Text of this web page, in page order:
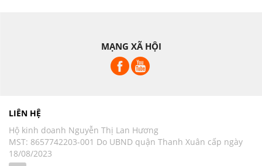
MẠNG XÃ HỘI
LIÊN HỆ
Hộ kinh doanh Nguyễn Thị Lan Hương
MST: 8657742203-001 Do UBND quận Thanh Xuân cấp ngày
18/08/2023